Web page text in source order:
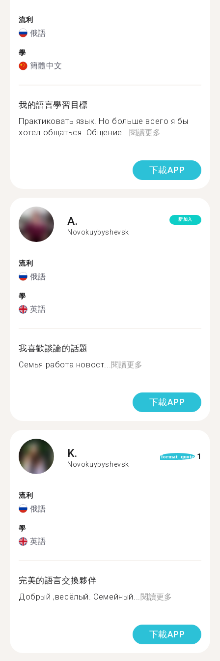
流利
俄語
學
簡體中文
我的語言學習目標
Практиковать язык. Но больше всего я бы
хотел общаться. Общение...閱讀更多
下載APP
A.
Novokuybyshevsk
新加入
流利
俄語
學
英語
我喜歡談論的話題
Семья работа новост...閱讀更多
下載APP
K.
Novokuybyshevsk
format_quote 1
流利
俄語
學
英語
完美的語言交換夥伴
Добрый ,весёлый. Семейный...閱讀更多
下載APP